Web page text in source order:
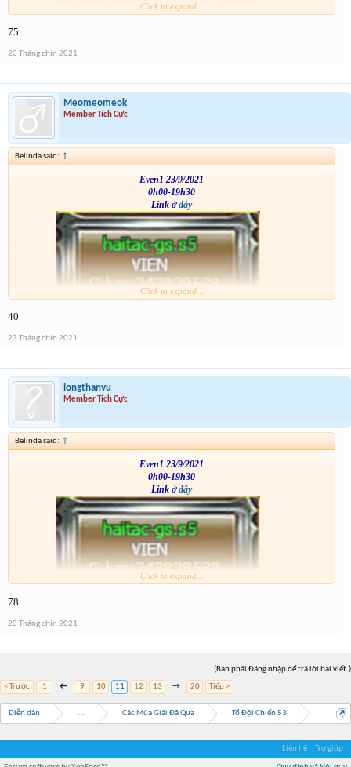
VS
Click to expand...
75
23 Tháng chín 2021
Meomeomeok
Member Tích Cực
Belinda said: ↑
Even1 23/9/2021
0h00-19h30
Link ởđây
VS
Click to expand...
40
23 Tháng chín 2021
longthanvu
Member Tích Cực
Belinda said: ↑
Even1 23/9/2021
0h00-19h30
Link ởđây
VS
Click to expand...
78
23 Tháng chín 2021
(Bạn phải Đăng nhập để trả lời bài viết.)
< Trước
1 ← 9 10 11 12 13 → 20 Tiếp >
Diễn đàn ... Các Mùa Giải Đã Qua Tổ Đội Chiến 53
Liên hệ Trợ giúp